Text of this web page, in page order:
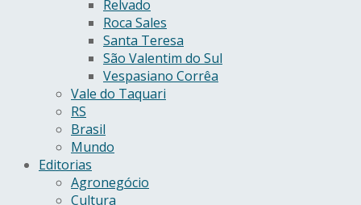
Relvado
Roca Sales
Santa Teresa
São Valentim do Sul
Vespasiano Corrêa
Vale do Taquari
RS
Brasil
Mundo
Editorias
Agronegócio
Cultura